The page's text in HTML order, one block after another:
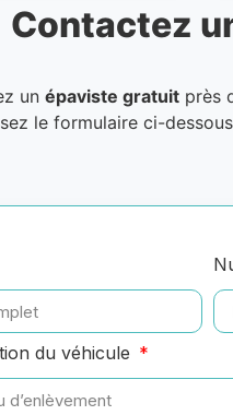
Contactez
un épaviste gratuit près
le formulaire ci-
du véhicule